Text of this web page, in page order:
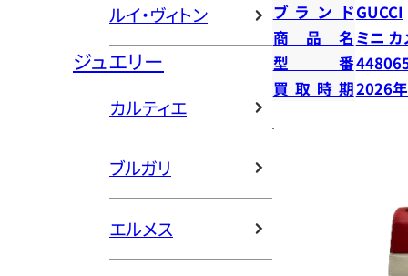
ルイ・ヴィトン
ジュエリー
カルティエ
ブルガリ
エルメス
ブランドGUCCI
商品名 ミニ カ
型番
買取時期2026